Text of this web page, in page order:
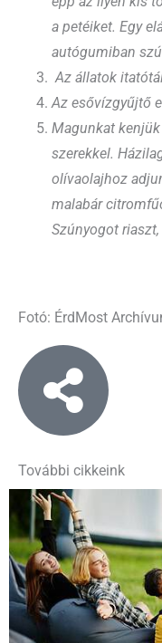
a petéiket. Egy
autógumiban
Az állatok
Az esővízgyűjtő
Magunkat
szerekkel.
olívaolajhoz
malabár
Szúnyogot
Fotó: ÉrdMost
További cikkeink